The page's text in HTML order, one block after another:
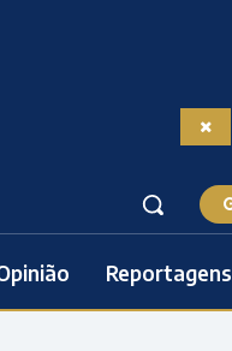
Reportagens